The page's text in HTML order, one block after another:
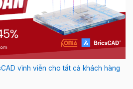
vĩnh viễn cho tất cả khách hàng